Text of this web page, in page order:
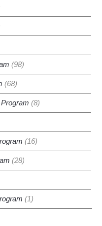
(98)
(68)
(8)
(16)
(28)
(1)